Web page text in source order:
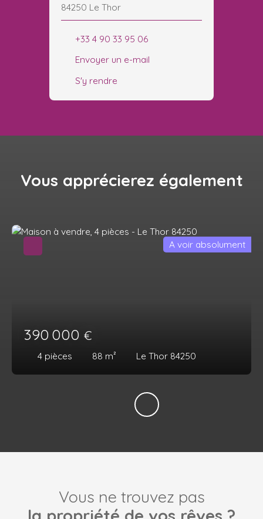
84250 Le Thor
+33 4 90 33 95 06
Envoyer un e-mail
S'y rendre
Vous apprécierez également
390 000 €
4 pièces 88 m² Le Thor 84250
A voir absolument
Vous ne trouvez pas